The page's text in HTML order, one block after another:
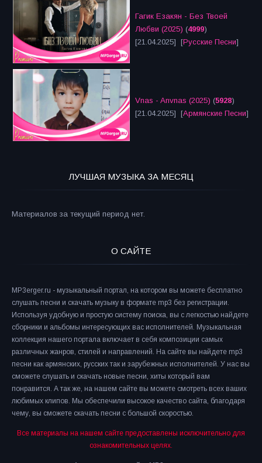
Гагик Езакян - Без Твоей
Любви (2025) (4999)
[21.04.2025] [Русские Песни]
Vnas - Anvnas (2025) (5928)
[21.04.2025] [Армянские Песни]
ЛУЧШАЯ МУЗЫКА ЗА МЕСЯЦ
Материалов за текущий период нет.
О САЙТЕ
MP3erger.ru - музыкальный портал, на котором вы можете бесплатно
слушать песни и скачать музыку в формате mp3 без регистрации.
Используя удобную и простую систему поиска, вы с легкостью найдете
сборники и альбомы интересующих вас исполнителей. Музыкальная
коллекция нашего портала включает в себя композиции самых
различных жанров, стилей и направлений. На сайте вы найдете mp3
песни как армянских, русских так и зарубежных исполнителей. У нас вы
сможете слушать и скачать новые песни, хиты который вам
понравится. А так же, на нашем сайте вы можете смотреть всех ваших
любимых клипов. Мы обеспечили высокое качество сайта, благодаря
чему, вы сможете скачать песни с большой скоростью.
Все материалы на нашем сайте предоставлены исключительно для
ознакомительных целях.